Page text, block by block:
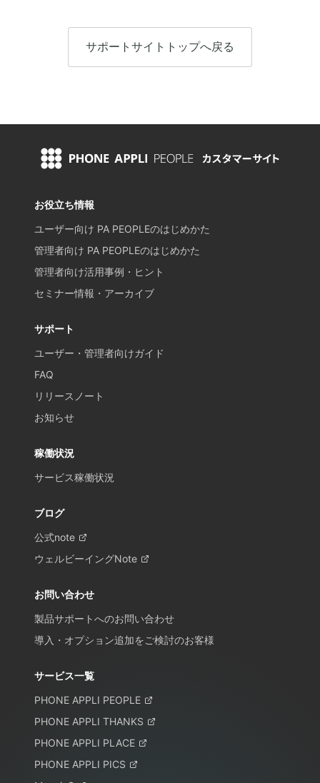
サポートサイトトップへ戻る
お役立ち情報
ユーザー向け PA PEOPLEのはじめかた
管理者向け PA PEOPLEのはじめかた
管理者向け活用事例・ヒント
セミナー情報・アーカイブ
サポート
ユーザー・管理者向けガイド
FAQ
リリースノート
お知らせ
稼働状況
サービス稼働状況
ブログ
公式note
ウェルビーイングNote
お問い合わせ
製品サポートへのお問い合わせ
導入・オプション追加をご検討のお客様
サービス一覧
PHONE APPLI PEOPLE
PHONE APPLI THANKS
PHONE APPLI PLACE
PHONE APPLI PICS